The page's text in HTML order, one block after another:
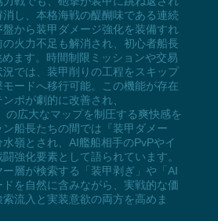
し、本格海戦の醍醐味である連続
から装甲ダメージ強化を装備すれ
火力不足も解消され、初心者船長
ます。時間制限ミッションや交易
では、装甲削りの工程をスキップ
ードへ移行可能。この機能が存在
ポが劇的に改善され、
の広大なマップを制圧する爽快感を
船長たちの間では『装甲ダメー
嶺とされ、AI艦船相手のPvPやイ
強化要素として語られています。
層が検索する「装甲剥ぎ」や「AI
を自然に含みながら、実戦的な価
流入と実装意欲の両方を高めま